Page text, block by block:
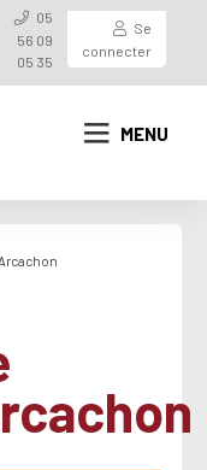
05
56 09
05 35
Se
connecter
MENU